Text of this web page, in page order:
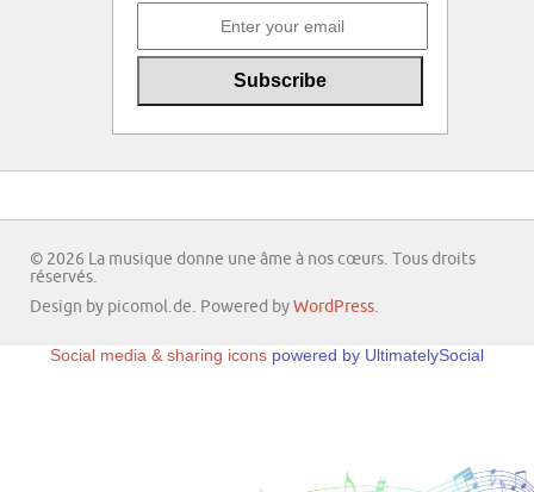
© 2026 La musique donne une âme à nos cœurs. Tous droits
réservés.
Design by picomol.de. Powered by WordPress.
Social media & sharing icons powered by UltimatelySocial